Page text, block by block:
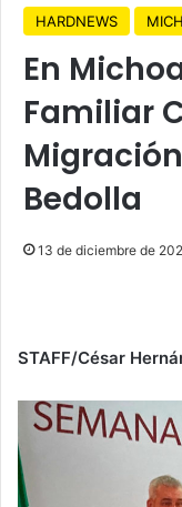
HARDNEWS
En
Familiar
Bedolla
13 de diciembre de
STAFF/César